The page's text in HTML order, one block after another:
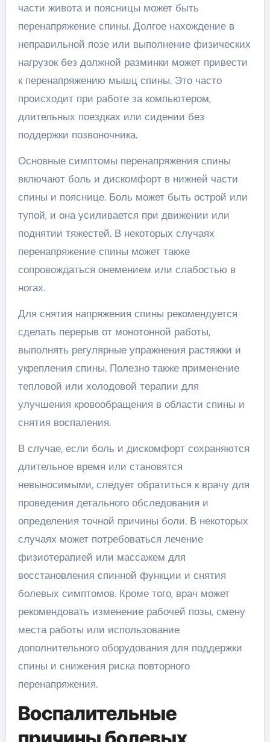
части живота и поясницы может быть
перенапряжение спины. Долгое нахождение в
неправильной позе или выполнение физических
нагрузок без должной разминки может привести
к перенапряжению мышц спины. Это часто
происходит при работе за компьютером,
длительных поездках или сидении без
поддержки позвоночника.
Основные симптомы перенапряжения спины
включают боль и дискомфорт в нижней части
спины и пояснице. Боль может быть острой или
тупой, и она усиливается при движении или
поднятии тяжестей. В некоторых случаях
перенапряжение спины может также
сопровождаться онемением или слабостью в
ногах.
Для снятия напряжения спины рекомендуется
сделать перерыв от монотонной работы,
выполнять регулярные упражнения растяжки и
укрепления спины. Полезно также применение
тепловой или холодовой терапии для
улучшения кровообращения в области спины и
снятия воспаления.
В случае, если боль и дискомфорт сохраняются
длительное время или становятся
невыносимыми, следует обратиться к врачу для
проведения детального обследования и
определения точной причины боли. В некоторых
случаях может потребоваться лечение
физиотерапией или массажем для
восстановления спинной функции и снятия
болевых симптомов. Кроме того, врач может
рекомендовать изменение рабочей позы, смену
места работы или использование
дополнительного оборудования для поддержки
спины и снижения риска повторного
перенапряжения.
Воспалительные